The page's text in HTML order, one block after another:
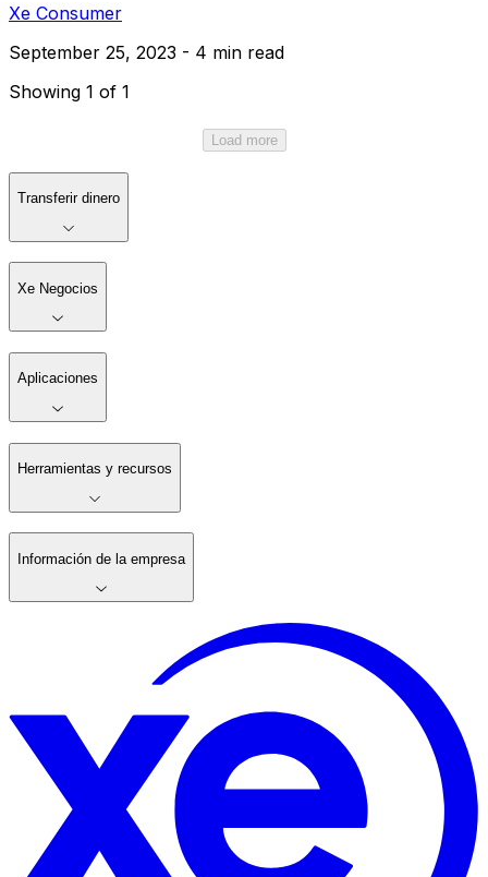
Xe Consumer
September 25, 2023 - 4 min read
Showing 1 of 1
Load more
Transferir dinero
Xe Negocios
Aplicaciones
Herramientas y recursos
Información de la empresa